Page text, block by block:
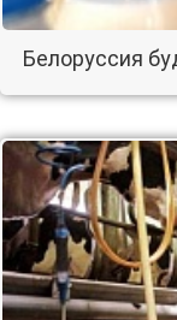
Белоруссия